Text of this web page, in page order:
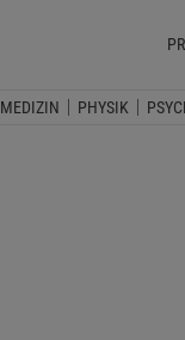
MEDIZIN PHYSIK